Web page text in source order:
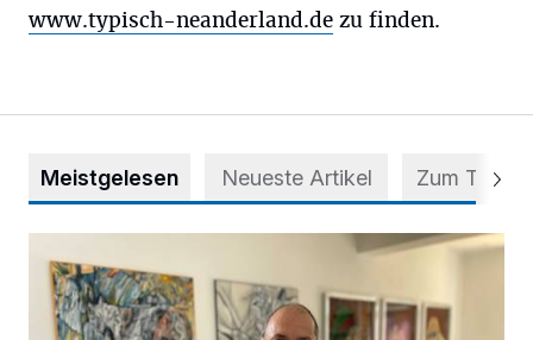
www.typisch-neanderland.de zu finden.
Meistgelesen Neueste Artikel Zum Thema